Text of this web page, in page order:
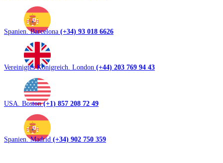
Spanien. Barcelona (+34) 93 018 6626
Vereinigtes Königreich. London (+44) 203 769 94 43
USA. Boston(+1) 857 208 72 49
Spanien. Madrid (+34) 902 750 359